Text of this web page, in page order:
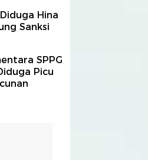
Hina
Sanksi
SPPG
Picu